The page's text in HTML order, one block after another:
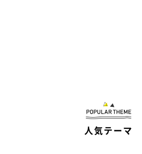
人気テーマ